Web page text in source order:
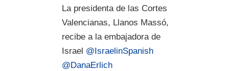
La presidenta de las Cortes
Valencianas, Llanos Massó,
recibe a la embajadora de
Israel @IsraelinSpanish
@DanaErlich